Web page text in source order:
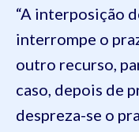
“A interposição
interrompe o
outro recurso,
caso, depois de
despreza-se o